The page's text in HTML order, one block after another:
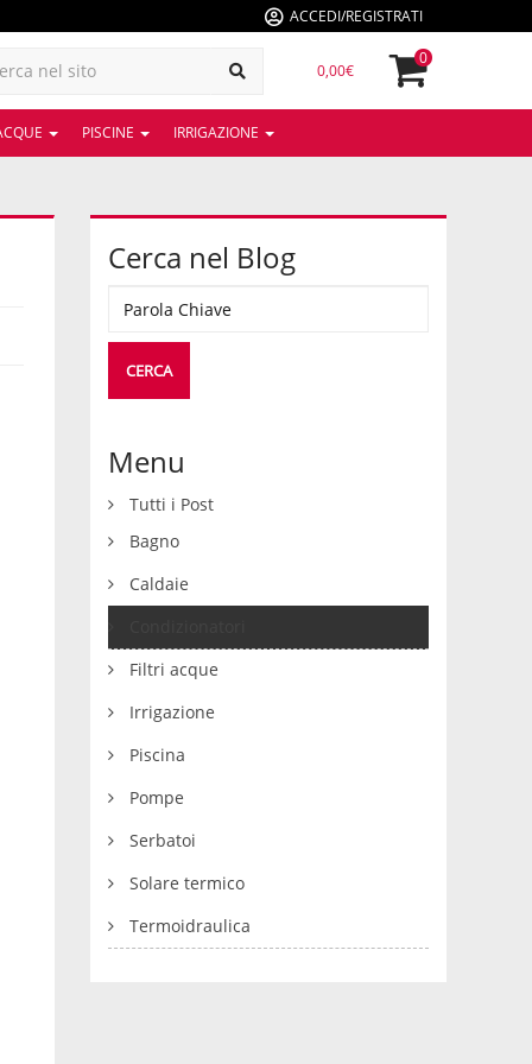
ACCEDI/REGISTRATI
0,00€
0
PISCINE IRRIGAZIONE
Cerca nel Blog
Menu
Tutti i Post
Bagno
Caldaie
Filtri acque
Irrigazione
Piscina
Pompe
Serbatoi
Solare termico
Termoidraulica